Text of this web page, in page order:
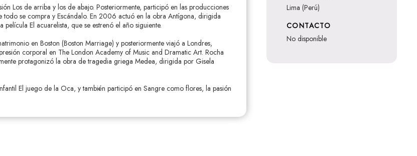
Los de arriba y los de abajo. Posteriormente, participó en las producciones
todo se compra y Escándalo. En 2006 actuó en la obra Antígona, dirigida
El acuarelista, que se estrenó el año siguiente.
en Boston (Boston Marriage) y posteriormente viajó a Londres,
corporal en The London Academy of Music and Dramatic Art. Rocha
protagonizó la obra de tragedia griega Medea, dirigida por Gisela
El juego de la Oca, y también participó en Sangre como flores, la pasión
Lima (Perú)
CONTACTO
no disponible